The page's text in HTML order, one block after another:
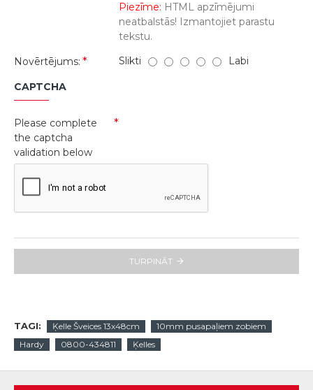
Piezīme: HTML apzīmējumi
neatbalstās! Izmantojiet parastu
tekstu.
Novērtējums:
Slikti Labi
CAPTCHA
Please complete
the captcha
validation below
TURPINĀT
TAGI: Ķelle Šveices 13x48cm
10mm pusapaļiem zobiem
Hardy
0800-434811 Ķelles